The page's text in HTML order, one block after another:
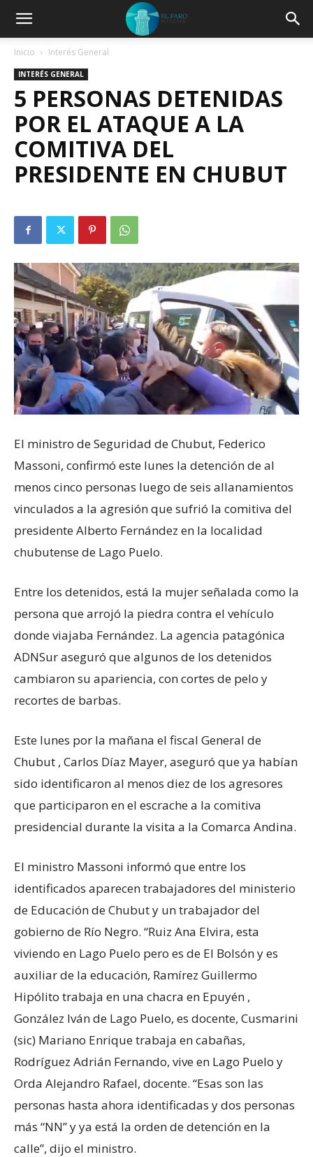
Inicio Interés General
INTERÉS GENERAL
5 PERSONAS DETENIDAS
POR EL ATAQUE A LA
COMITIVA DEL
PRESIDENTE EN CHUBUT
El ministro de Seguridad de Chubut, Federico
Massoni, confirmó este lunes la detención de al
menos cinco personas luego de seis allanamientos
vinculados a la agresión que sufrió la comitiva del
presidente Alberto Fernández en la localidad
chubutense de Lago Puelo.
Entre los detenidos, está la mujer señalada como la
persona que arrojó la piedra contra el vehículo
donde viajaba Fernández. La agencia patagónica
ADNSur aseguró que algunos de los detenidos
cambiaron su apariencia, con cortes de pelo y
recortes de barbas.
Este lunes por la mañana el fiscal General de
Chubut , Carlos Díaz Mayer, aseguró que ya habían
sido identificaron al menos diez de los agresores
que participaron en el escrache a la comitiva
presidencial durante la visita a la Comarca Andina.
El ministro Massoni informó que entre los
identificados aparecen trabajadores del ministerio
de Educación de Chubut y un trabajador del
gobierno de Río Negro. “Ruiz Ana Elvira, esta
viviendo en Lago Puelo pero es de El Bolsón y es
auxiliar de la educación, Ramírez Guillermo
Hipólito trabaja en una chacra en Epuyén ,
González Iván de Lago Puelo, es docente, Cusmarini
(sic) Mariano Enrique trabaja en cabañas,
Rodríguez Adrián Fernando, vive en Lago Puelo y
Orda Alejandro Rafael, docente. “Esas son las
personas hasta ahora identificadas y dos personas
más “NN” y ya está la orden de detención en la
calle”, dijo el ministro.